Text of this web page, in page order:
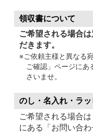
領収書について
ご希望される場合
だきます。
※ご依頼主様と異なる
ご確認」ページにあ
さいませ。
のし・名入れ・ラ
ご希望される場合
にある「お問い合